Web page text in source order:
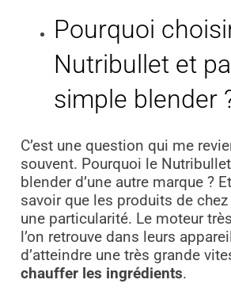
Pourquoi
Nutribullet et
simple blender
C’est une question qui me
souvent. Pourquoi le
blender d’une autre marque ?
savoir que les produits de
une particularité. Le moteur
l’on retrouve dans leurs
d’atteindre une très grande
chauffer les ingrédients.